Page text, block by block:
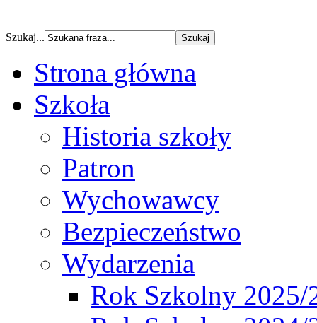
Szukaj...
Strona główna
Szkoła
Historia szkoły
Patron
Wychowawcy
Bezpieczeństwo
Wydarzenia
Rok Szkolny 2025/